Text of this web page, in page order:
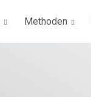
Methoden